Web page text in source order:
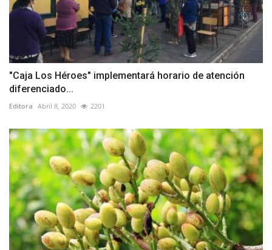
"Caja Los Héroes" implementará horario de atención
diferenciado...
Editora Abril 8, 2020 2201